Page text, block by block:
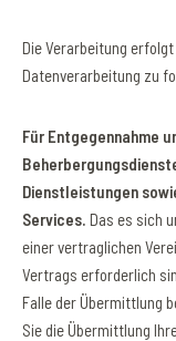
Die Verarbeitung
Datenverarbeitung zu
Für Entgegennahme
Dienstleistungen
Services. Das es sich
einer vertraglichen
Vertrags erforderlich
Falle der Übermittlung
Sie die Übermittlung